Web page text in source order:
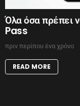
Όλα όσα πρέπει
Pass
πριν περίπου ένα χρόνο
READ MORE